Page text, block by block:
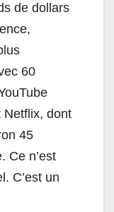
de dollars
60
Netflix, dont
45
Ce n’est
C’est un